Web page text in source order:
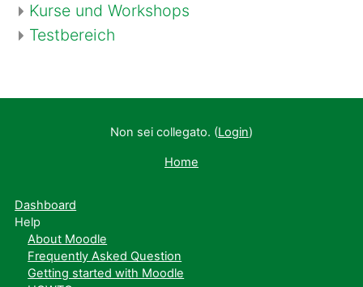
Kurse und Workshops
Testbereich
Non sei collegato. (Login)
Home
Dashboard
Help
About Moodle
Frequently Asked Question
Getting started with Moodle